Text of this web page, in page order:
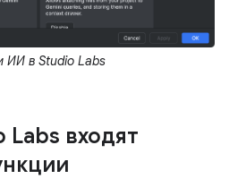
ИИ в Studio Labs
Labs входят